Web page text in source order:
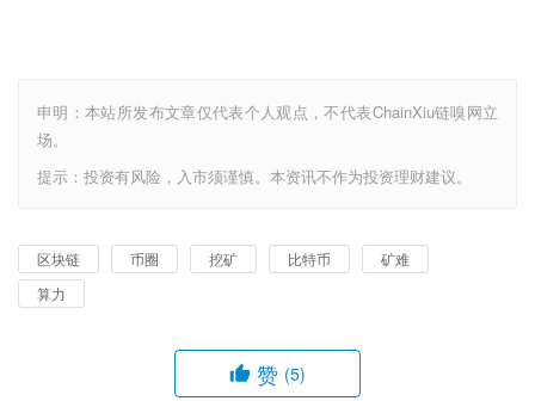
申明：本站所发布文章仅代表个人观点，不代表ChainXiu链嗅网立
场。
提示：投资有风险，入市须谨慎。本资讯不作为投资理财建议。
区块链 币圈 挖矿 比特币
矿难
算力
赞 (5)